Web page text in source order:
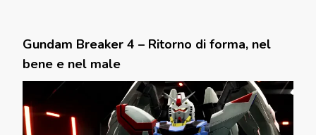
Gundam Breaker 4 – Ritorno di forma, nel
bene e nel male